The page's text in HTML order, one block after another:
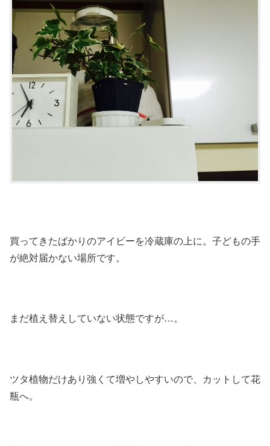
買ってきたばかりのアイビーを冷蔵庫の上に。子どもの手
が絶対届かない場所です。
まだ植え替えしていない状態ですが…。
ツタ植物だけあり強くて増やしやすいので、カットして花
瓶へ。